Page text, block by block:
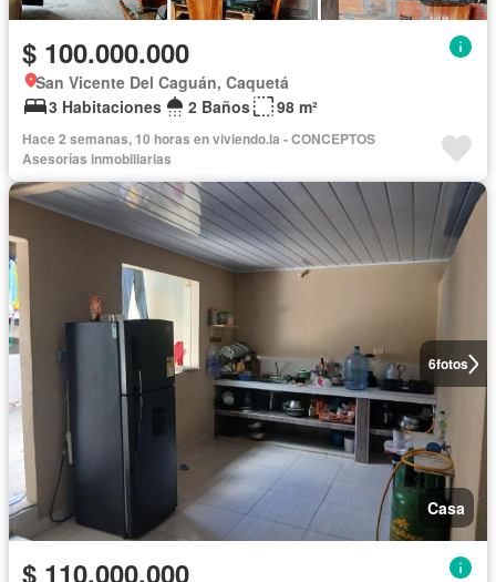
$ 100.000.000
San Vicente Del Caguán, Caquetá
3 Habitaciones
2 Baños 98 m²
Hace 2 semanas, 10 horas en viviendo.la - CONCEPTOS
Asesorías inmobiliarias
6fotos
Casa
$ 110.000.000